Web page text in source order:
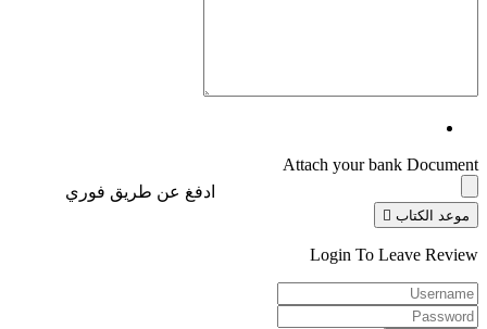
Attach your bank Document
ادفغ عن طريق فوري
موعد الكتاب
Login To Leave Review